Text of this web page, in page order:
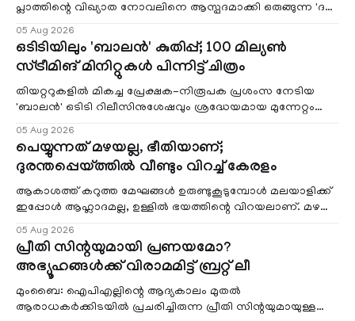
പ്ലാത്തിന്റെ വിഖ്യാത നോവലിനെ ആസ്പദമാക്കി ഒരുങ്ങുന്ന 'ദ
05 Aug 2026
ഒടിടിയിലും 'ബാലൻ' കുതിപ്പ്; 100 മില്യൺ
സ്ട്രീമിങ് മിനിറ്റുകൾ പിന്നിട്ട് ചിത്രം
തിയറ്ററുകളിൽ മികച്ച പ്രേക്ഷക-നിരൂപക പ്രശംസ നേടിയ
'ബാലൻ' ഒടിടി റിലീസിനുശേഷവും ശ്രദ്ധേയമായ മുന്നേറ്റം
05 Aug 2026
പെയ്യുന്നത് മഴയല്ല, ഭീതിയാണ്;
ദുരന്തപ്പെയ്ത്തിൽ വീണ്ടും വിറച്ച് കേരളം
ആകാശത്ത് കറുത്ത മേഘങ്ങൾ ഉരുണ്ടുകൂടുമ്പോൾ മലയാളിക്ക്
ഇപ്പോൾ ആഹ്ലാദമല്ല, ഉള്ളിൽ ഭയത്തിന്റെ വിറയലാണ്. മഴ
05 Aug 2026
പ്രീതി സിന്റയുമായി പ്രണയമോ?
അഭ്യൂഹങ്ങൾക്ക് വിരാമമിട്ട് ബ്രറ്റ് ലീ
മുംബൈ: ഐപിഎല്ലിന്റെ ആദ്യകാലം മുതൽ
ആരാധകർക്കിടയിൽ പ്രചരിച്ചിരുന്ന പ്രീതി സിന്റയുമായുള്ള